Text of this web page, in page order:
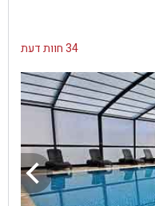
34 חוות דעת